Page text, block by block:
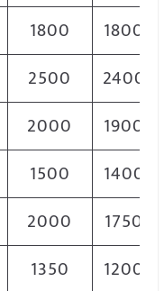
1800
1800
2500
2400
2000
1900
1500
1400
2000
1750
1350
1200